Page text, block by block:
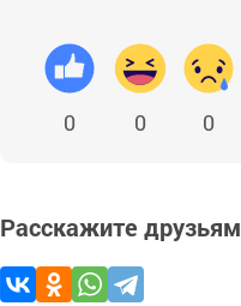
0 0 0
Расскажите друзьям